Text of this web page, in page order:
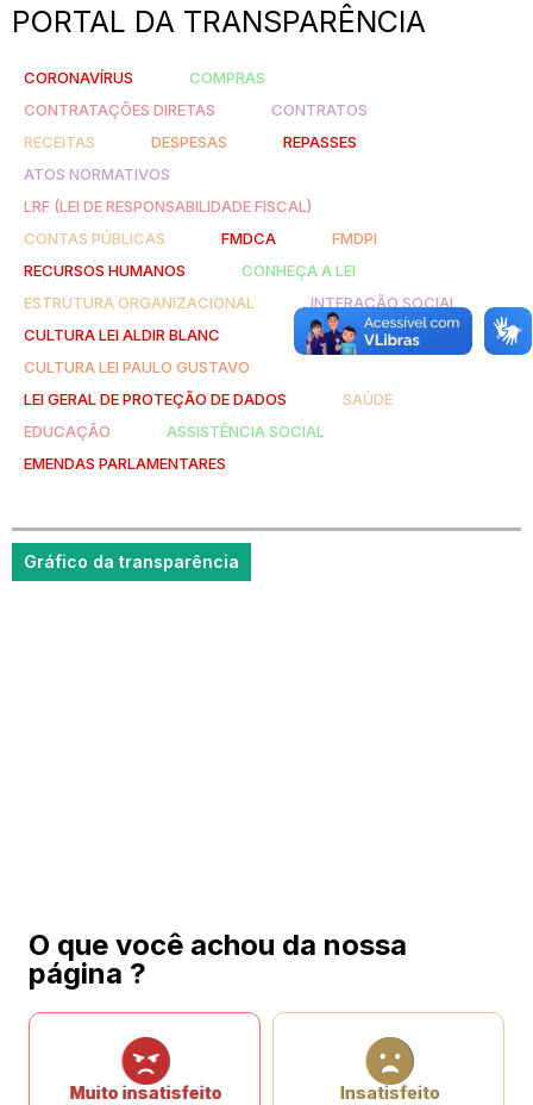
PORTAL DA TRANSPARÊNCIA
CORONAVÍRUS
COMPRAS
CONTRATAÇÕES DIRETAS
CONTRATOS
RECEITAS
DESPESAS
REPASSES
ATOS NORMATIVOS
LRF (LEI DE RESPONSABILIDADE FISCAL)
CONTAS PÚBLICAS
FMDCA
FMDPI
RECURSOS HUMANOS
CONHEÇA A LEI
ESTRUTURA ORGANIZACIONAL
INTERAÇÃO SOCIAL
CULTURA LEI ALDIR BLANC
CULTURA LEI PAULO GUSTAVO
LEI GERAL DE PROTEÇÃO DE DADOS
SAÚDE
EDUCAÇÃO
ASSISTÊNCIA SOCIAL
EMENDAS PARLAMENTARES
Gráfico da transparência
O que você achou da nossa
página ?
Muito insatisfeito Insatisfeito